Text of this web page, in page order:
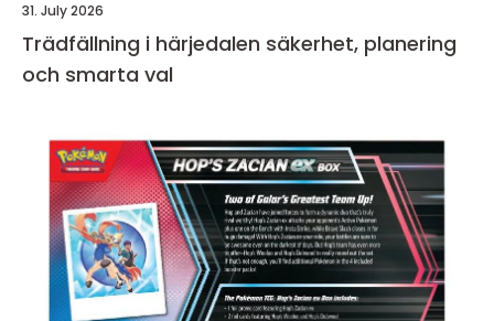
31. July 2026
Trädfällning i härjedalen säkerhet, planering
och smarta val